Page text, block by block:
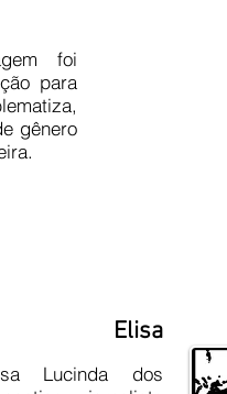
foi
para
gênero
Elisa
Lucinda dos